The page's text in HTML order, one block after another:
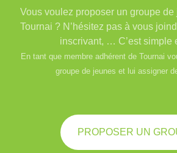
Vous voulez proposer un groupe
Tournai ? N’hésitez pas à vous
inscrivant, … C’est simple
En tant que membre adhérent de Tournai
groupe de jeunes et lui assigner
PROPOSER UN